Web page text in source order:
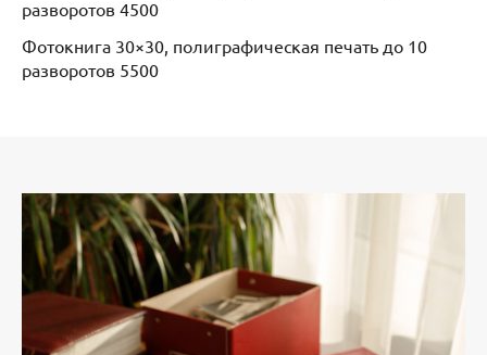
разворотов 4500
Фотокнига 30×30, полиграфическая печать до 10
разворотов 5500